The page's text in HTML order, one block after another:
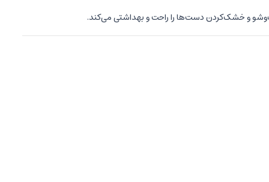
و خشک‌کردن دست‌ها را راحت و بهداشتی می‌کند.